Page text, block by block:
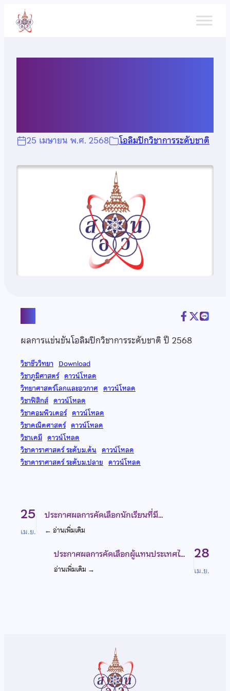
เนื้อหา
25 เมษายน พ.ศ. 2568 โอลิมปิกวิชาการระดับชาติ
ผลการแข่นขันโอลิมปิกวิชาการระดับชาติ ปี 2568
วิชาชีววิทยา Download
วิชาภูมิศาสตร์ ดาวน์โหลด
วิทยาศาสตร์โลกและอวกาศ ดาวน์โหลด
วิชาฟิสิกส์ ดาวน์โหลด
วิชาคอมพิวเตอร์ ดาวน์โหลด
วิชาคณิตศาสตร์ ดาวน์โหลด
วิชาเคมี ดาวน์โหลด
วิชาดาราศาสตร์ ระดับม.ต้น ดาวน์โหลด
วิชาดาราศาสตร์ ระดับม.ปลาย ดาวน์โหลด
25
เม.ย.
ประกาศผลการคัดเลือกนักเรียนที่มี…
← อ่านเพิ่มเติม
28
เม.ย.
ประกาศผลการคัดเลือกผู้แทนประเทศไ…
อ่านเพิ่มเติม →